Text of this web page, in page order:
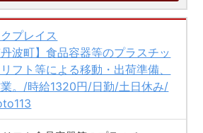
プレイス
丹波町】食品容器等のプラスチッ
フト等による移動・出荷準備、
。/時給1320円/日勤/土日休み/